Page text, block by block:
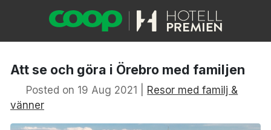
Att se och göra i Örebro med familjen
Posted on 19 Aug 2021 | Resor med familj &
vänner